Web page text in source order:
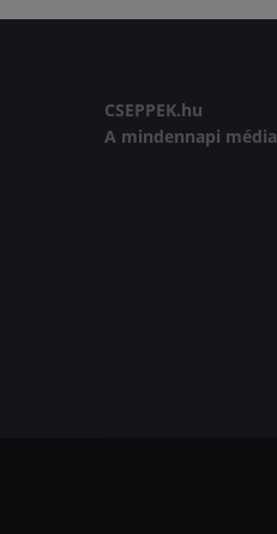
CSEPPEK.hu
A mindennapi média